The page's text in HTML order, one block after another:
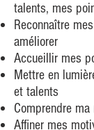
talents, mes
Reconnaître
améliorer
Accueillir mes
Mettre en
et talents
Comprendre
Affiner mes